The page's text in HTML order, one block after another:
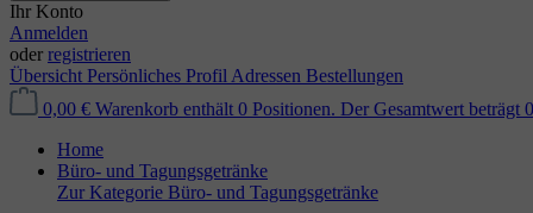
Ihr Konto
Anmelden
oder registrieren
Übersicht Persönliches Profil Adressen Bestellungen
0,00 € Warenkorb enthält 0 Positionen. Der Gesamtwert beträgt
Home
Büro- und Tagungsgetränke
Zur Kategorie Büro- und Tagungsgetränke